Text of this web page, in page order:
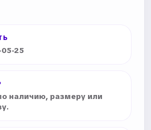
25
наличию, размеру или